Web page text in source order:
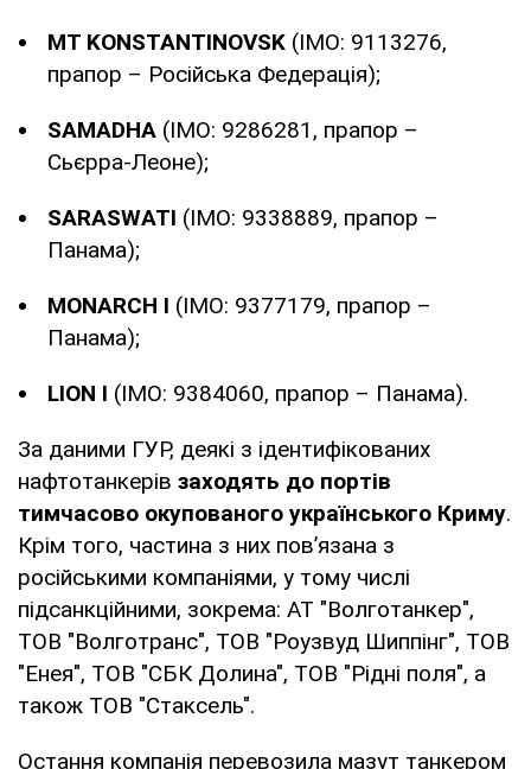
MT KONSTANTINOVSK (IMO: 9113276,
прапор – Російська Федерація);
SAMADHA (IMO: 9286281, прапор –
Сьєрра-Леоне);
SARASWATI (IMO: 9338889, прапор –
Панама);
MONARCH I (IMO: 9377179, прапор –
Панама);
LION I (IMO: 9384060, прапор – Панама).
За даними ГУР, деякі з ідентифікованих
нафтотанкерів заходять до портів
тимчасово окупованого українського Криму.
Крім того, частина з них пов’язана з
російськими компаніями, у тому числі
підсанкційними, зокрема: АТ "Волготанкер",
ТОВ "Волготранс", ТОВ "Роузвуд Шиппінг", ТОВ
"Енея", ТОВ "СБК Долина", ТОВ "Рідні поля", а
також ТОВ "Стаксель".
Остання компанія перевозила мазут танкером